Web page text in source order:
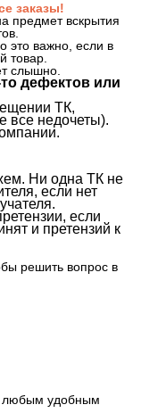
заказы!
предмет вскрытия
это важно, если в
товар.
слышно.
дефектов или
ТК,
все недочеты).
Ни одна ТК не
если нет
если
и претензий к
решить вопрос в
любым удобным